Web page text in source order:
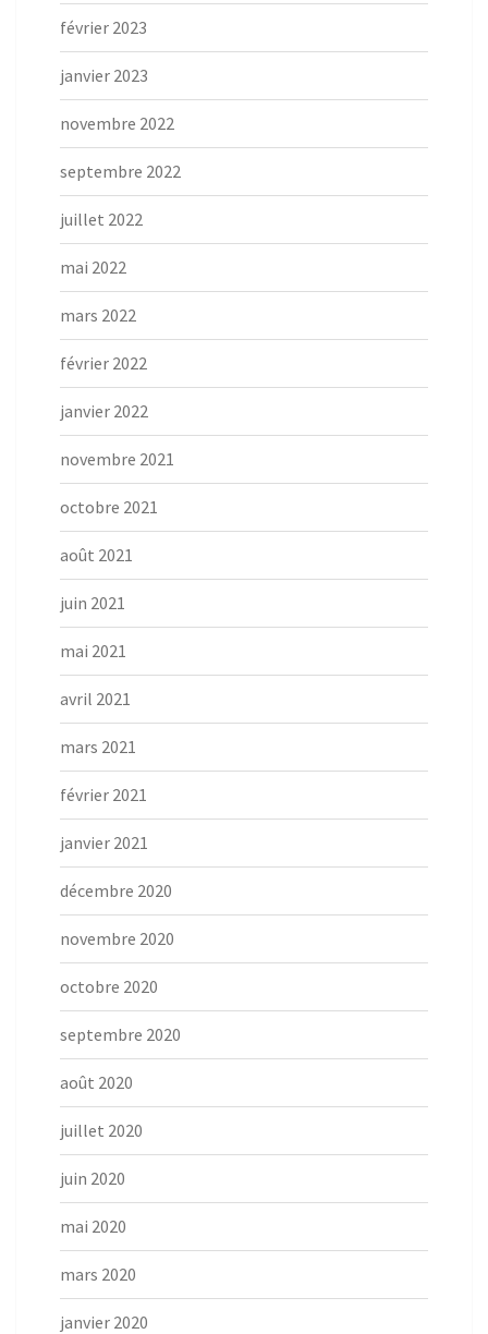
février 2023
janvier 2023
novembre 2022
septembre 2022
juillet 2022
mai 2022
mars 2022
février 2022
janvier 2022
novembre 2021
octobre 2021
août 2021
juin 2021
mai 2021
avril 2021
mars 2021
février 2021
janvier 2021
décembre 2020
novembre 2020
octobre 2020
septembre 2020
août 2020
juillet 2020
juin 2020
mai 2020
mars 2020
janvier 2020